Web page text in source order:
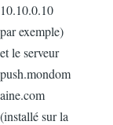
10.10.0.10
par exemple)
et le serveur
push.mondom
aine.com
(installé sur la